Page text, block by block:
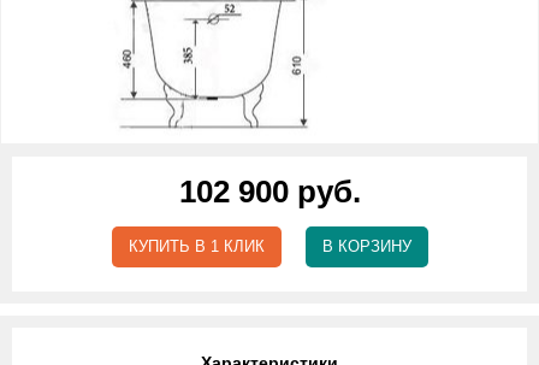
102 900 руб.
КУПИТЬ В 1 КЛИК В КОРЗИНУ